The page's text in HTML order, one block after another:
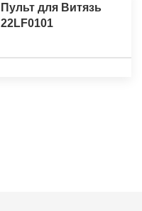
Пульт для Витязь
22LF0101